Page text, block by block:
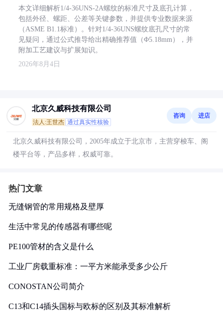
本文详细解析1/4-36UNS-2A螺纹的标准尺寸及底孔计算，
包括外径、螺距、公差等关键参数，并提供专业数据来源
（ASME B1.1标准）。针对1/4-36UNS螺纹底孔尺寸的常
见疑问，通过公式推导给出精确推荐值（Φ5.18mm），并
附加工艺建议与扩展知识。
2026年8月4日
北京久威科技有限公司
法人:王世杰 通过真实性核验
咨询 进店
北京久威科技有限公司，2005年成立于北京市，主营穿梭车、阁
楼平台等，产品多样，权威可靠。
热门文章
无缝钢管的常用规格及壁厚
生活中常见的传感器有哪些呢
PE100管材的含义是什么
工业厂房载重标准：一平方米能承受多少公斤
CONOSTAN公司简介
C13和C14插头国标与欧标的区别及其标准解析